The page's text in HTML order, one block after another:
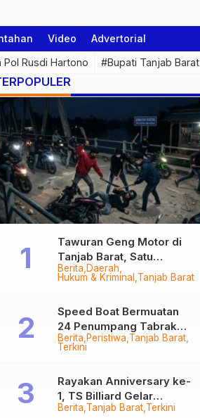
Video Advertorial
Pol Rusdi Hartono #Bupati Tanjab Barat
Berita Daerah
Hukum & Kriminal Tanjab Barat
Tawuran Geng Motor di
Tanjab Barat, Satu
Remaja Kritis Dibacok, 3
Pelaku Ditangkap
Berita Peristiwa Tanjab Barat
Terkini
Speed Boat Bermuatan
24 Penumpang Tabrak
Togok di Kuala Tungkal,
Berita Tanjab Barat Terkini
Rayakan Anniversary ke-
1, TS Billiard Gelar
Turnamen 9 Ball